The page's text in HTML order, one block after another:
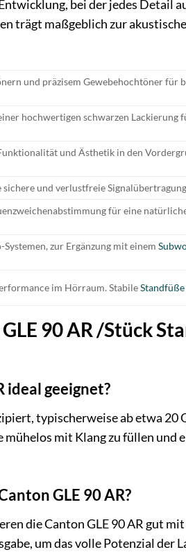
bei der jedes Detail
trägt maßgeblich zur
und präzisem Gewebehochtöner für
hochwertigen schwarzen Lackierung
und Ästhetik in den
und verlustfreie
für eine
zur Ergänzung mit einem
im Hörraum. StabileStandfüße
90 AR /Stück
ideal geeignet?
typischerweise ab etwa 20
mit Klang zu füllen und
GLE 90 AR?
die Canton GLE 90 AR gut
um das volle Potenzial der